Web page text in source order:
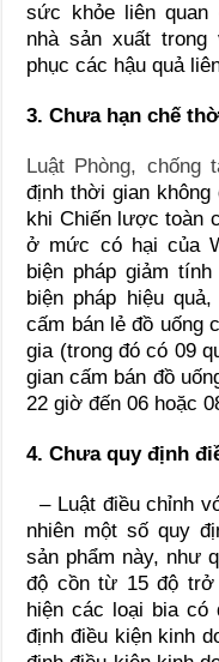
sức khỏe liên quan
nhà sản xuất
phục các hậu quả
3. Chưa hạn chế
Luật Phòng,
định thời gian
khi Chiến lược toàn
ở mức có hại của
biện pháp giảm
biện pháp hiệu
cấm bán lẻ đồ uống
gia (trong đó có 09
gian cấm bán đồ
22 giờ đến 06 hoặc
4. Chưa quy định
– Luật điều chỉnh
nhiên một số quy
sản phẩm này, như
độ cồn từ 15 độ trở
hiện các loại bia có
định điều kiện kinh